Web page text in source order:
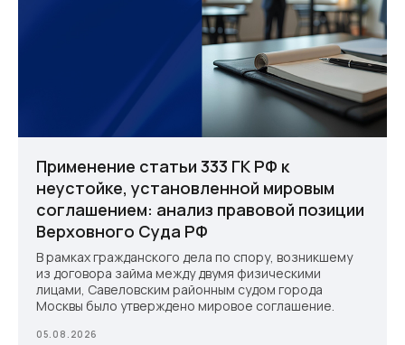
Применение статьи 333 ГК РФ к
неустойке, установленной мировым
соглашением: анализ правовой позиции
Верховного Суда РФ
В рамках гражданского дела по спору, возникшему
из договора займа между двумя физическими
лицами, Савеловским районным судом города
Москвы было утверждено мировое соглашение.
05.08.2026
В сотрудничестве с "Кайман Групп" в Челябинске
ваш бизнес получает надежную правовую
поддержку, что позволяет сосредоточиться на
развитии и достижении стратегических целей.
Доверяя профессионалам, вы обеспечиваете
безопасность и успешность вашего бизнеса.
Обращайтесь к нам, и мы защитим ваши интересы на